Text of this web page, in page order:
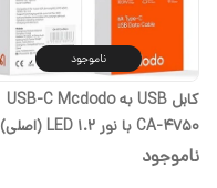
ناموجود
کابل USB به USB-C Mcdodo
CA-4750 با نور LED 1.2 ‏(اصلی)
گارانتی یک ساله
ناموجود